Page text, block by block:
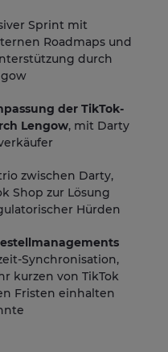
Sprint mit
Roadmaps und
durch
der TikTok-
Lengow, mit Darty
zwischen Darty,
Shop zur Lösung
Hürden
Synchronisation,
kurzen von TikTok
Fristen einhalten